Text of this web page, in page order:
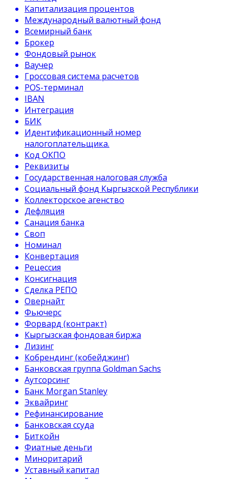
Капитализация процентов
Международный валютный фонд
Всемирный банк
Брокер
Фондовый рынок
Ваучер
Гроссовая система расчетов
POS-терминал
IBAN
Интеграция
БИК
Идентификационный номер
налогоплательщика.
Код ОКПО
Реквизиты
Государственная налоговая служба
Социальный фонд Кыргызской Республики
Коллекторское агенство
Дефляция
Санация банка
Своп
Номинал
Конвертация
Рецессия
Консигнация
Сделка РЕПО
Овернайт
Фьючерс
Форвард (контракт)
Кыргызская фондовая биржа
Лизинг
Кобрендинг (кобейджинг)
Банковская группа Goldman Sachs
Аутсорсинг
Банк Morgan Stanley
Эквайринг
Рефинансирование
Банковская ссуда
Биткойн
Фиатные деньги
Миноритарий
Уставный капитал